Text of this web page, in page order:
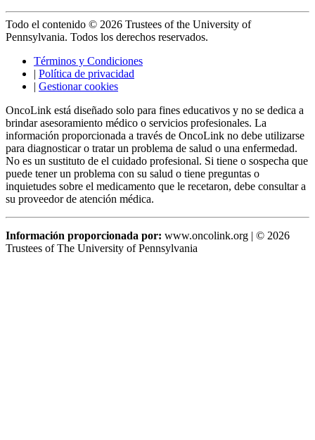
Todo el contenido © 2026 Trustees of the University of
Pennsylvania. Todos los derechos reservados.
Términos y Condiciones
| Política de privacidad
| Gestionar cookies
OncoLink está diseñado solo para fines educativos y no se dedica a
brindar asesoramiento médico o servicios profesionales. La
información proporcionada a través de OncoLink no debe utilizarse
para diagnosticar o tratar un problema de salud o una enfermedad.
No es un sustituto de el cuidado profesional. Si tiene o sospecha que
puede tener un problema con su salud o tiene preguntas o
inquietudes sobre el medicamento que le recetaron, debe consultar a
su proveedor de atención médica.
Información proporcionada por: www.oncolink.org | © 2026
Trustees of The University of Pennsylvania